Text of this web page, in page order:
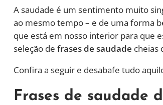
A saudade é um sentimento muito
ao mesmo tempo – e de uma forma
que está em nosso interior para que
seleção de frases de saudade cheias
Confira a seguir e desabafe tudo
Frases de saudade